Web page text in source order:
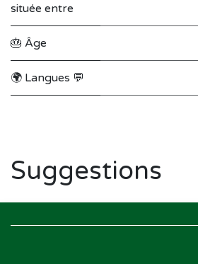
située entre
🎂 Âge
🌍 Langues 💬
Suggestions